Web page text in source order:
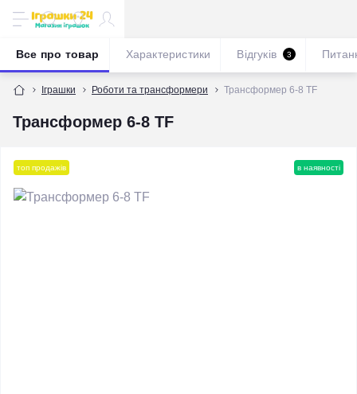
Іграшки Роботи та трансформери Трансформер 6-8 TF
Трансформер 6-8 TF
Все про товар Характеристики Відгуків 3
топ продажів в наявності